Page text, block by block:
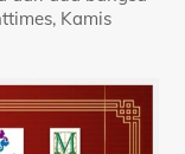
Kamis